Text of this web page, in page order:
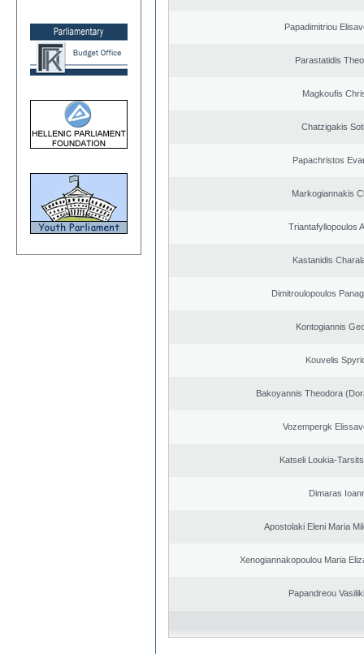
Papadimitriou
Parastatidis
Magkoufis
Chatzigakis
Papachristos
Markogiannakis
Triantafyllopoulos
Kastanidis
Dimitroulopoulos
Kontogiannis
Kouvelis
Bakoyannis Theodora
Vozempergk
Katseli Loukia-
Dimaras
Apostolaki Eleni Maria
Xenogiannakopoulou Maria
Papandreou